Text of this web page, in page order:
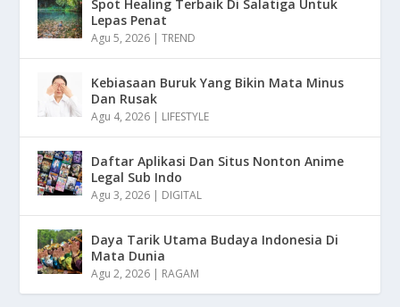
Spot Healing Terbaik Di Salatiga Untuk
Lepas Penat
Agu 5, 2026 |TREND
Kebiasaan Buruk Yang Bikin Mata Minus
Dan Rusak
Agu 4, 2026 | LIFESTYLE
Daftar Aplikasi Dan Situs Nonton Anime
Legal Sub Indo
Agu 3, 2026 | DIGITAL
Daya Tarik Utama Budaya Indonesia Di
Mata Dunia
Agu 2, 2026 | RAGAM